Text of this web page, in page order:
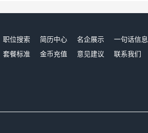
职位搜索 简历中心 名企展示 一句话信息
套餐标准
金币充值 意见建议 联系我们